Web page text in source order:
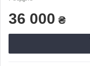
36 000 ₴